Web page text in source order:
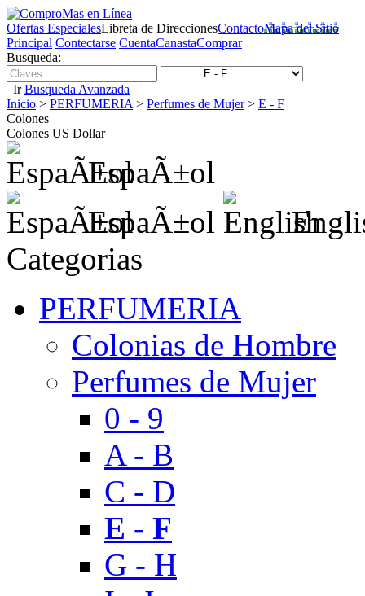
Ofertas EspecialesLibreta de DireccionesContactoMapa del Sitio
Principal Contectarse CuentaCanastaComprar
Busqueda:
Ir Busqueda Avanzada
Inicio > PERFUMERIA > Perfumes de Mujer> E - F
Colones
Colones US Dollar
EspaÃ±ol
EspaÃ±ol
Categorias
PERFUMERIA
Colonias de Hombre
Perfumes de Mujer
0 - 9
A - B
C - D
E - F
G - H